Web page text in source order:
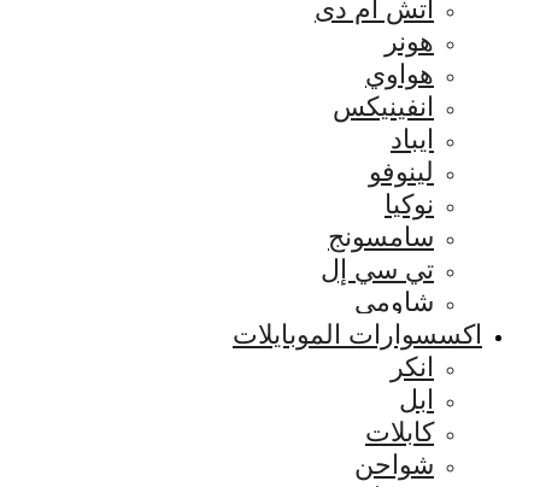
اتش ام دى
هونر
هواوي
انفينيكس
ايباد
لينوفو
نوكيا
سامسونج
تي سي إل
شاومي
اكسسوارات الموبايلات
انكر
ابل
كابلات
شواحن